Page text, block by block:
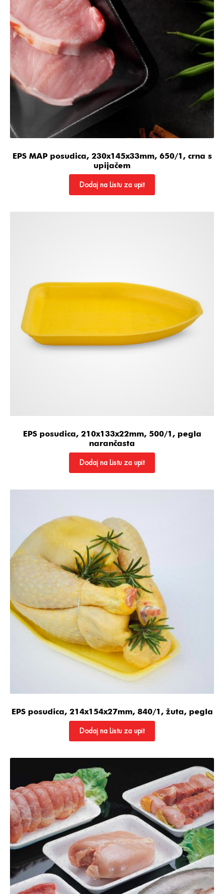
EPS MAP posudica, 230x145x33mm, 650/1, crna s
upijačem
Dodaj na Listu za upit
EPS posudica, 210x133x22mm, 500/1, pegla
narančasta
Dodaj na Listu za upit
EPS posudica, 214x154x27mm, 840/1, žuta, pegla
Dodaj na Listu za upit